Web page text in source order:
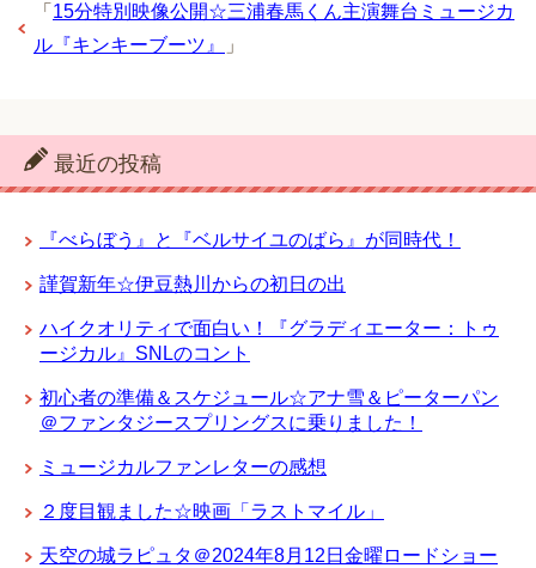
「 15分特別映像公開☆三浦春馬くん主演舞台ミュージカ
ル『キンキーブーツ』
」
最近の投稿
『べらぼう』と『ベルサイユのばら』が同時代！
謹賀新年☆伊豆熱川からの初日の出
ハイクオリティで面白い！『グラディエーター：トゥ
ージカル』SNLのコント
初心者の準備＆スケジュール☆アナ雪＆ピーターパン
＠ファンタジースプリングスに乗りました！
ミュージカルファンレターの感想
２度目観ました☆映画「ラストマイル」
天空の城ラピュタ＠2024年8月12日金曜ロードショー